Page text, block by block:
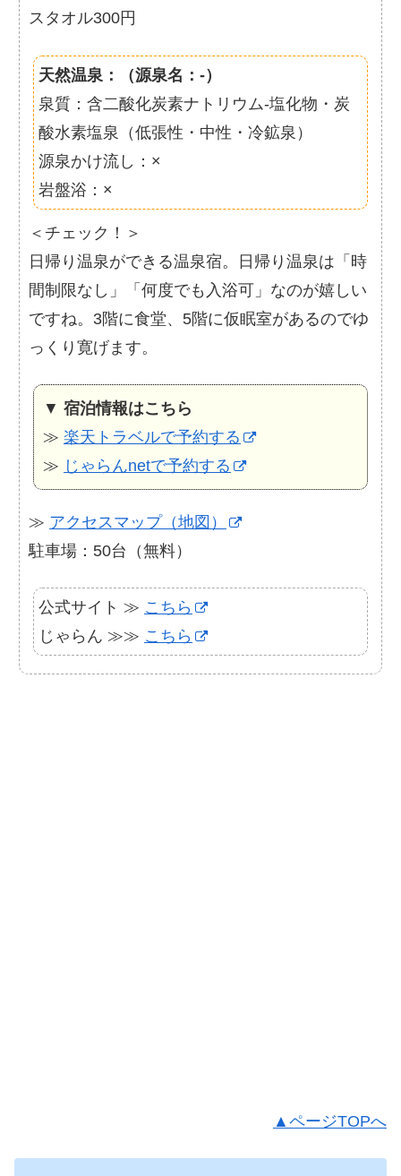
スタオル300円
天然温泉：（源泉名：-）
泉質：含二酸化炭素ナトリウム-塩化物・炭
酸水素塩泉（低張性・中性・冷鉱泉）
源泉かけ流し：×
岩盤浴：×
＜チェック！＞
日帰り温泉ができる温泉宿。日帰り温泉は「時
間制限なし」「何度でも入浴可」なのが嬉しい
ですね。3階に食堂、5階に仮眠室があるのでゆ
っくり寛げます。
▼ 宿泊情報はこちら
≫ 楽天トラベルで予約する
≫ じゃらんnetで予約する
≫ アクセスマップ（地図）
駐車場：50台（無料）
公式サイト ≫ こちら
じゃらん ≫≫ こちら
▲ページTOPへ